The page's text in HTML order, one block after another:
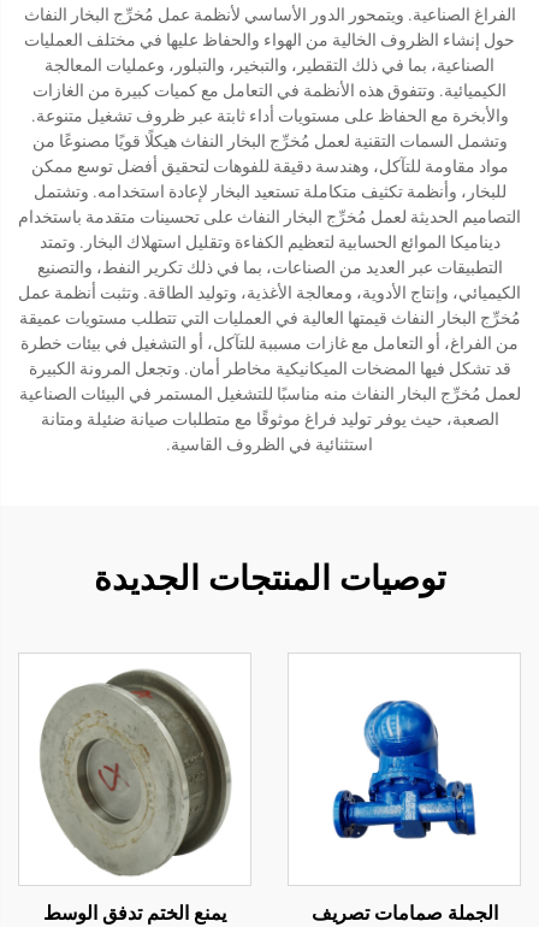
الفراغ الصناعية. ويتمحور الدور الأساسي لأنظمة عمل مُخرِّج البخار النفاث
حول إنشاء الظروف الخالية من الهواء والحفاظ عليها في مختلف العمليات
الصناعية، بما في ذلك التقطير، والتبخير، والتبلور، وعمليات المعالجة
الكيميائية. وتتفوق هذه الأنظمة في التعامل مع كميات كبيرة من الغازات
والأبخرة مع الحفاظ على مستويات أداء ثابتة عبر ظروف تشغيل متنوعة.
وتشمل السمات التقنية لعمل مُخرِّج البخار النفاث هيكلًا قويًا مصنوعًا من
مواد مقاومة للتآكل، وهندسة دقيقة للفوهات لتحقيق أفضل توسع ممكن
للبخار، وأنظمة تكثيف متكاملة تستعيد البخار لإعادة استخدامه. وتشتمل
التصاميم الحديثة لعمل مُخرِّج البخار النفاث على تحسينات متقدمة باستخدام
ديناميكا الموائع الحسابية لتعظيم الكفاءة وتقليل استهلاك البخار. وتمتد
التطبيقات عبر العديد من الصناعات، بما في ذلك تكرير النفط، والتصنيع
الكيميائي، وإنتاج الأدوية، ومعالجة الأغذية، وتوليد الطاقة. وتثبت أنظمة عمل
مُخرِّج البخار النفاث قيمتها العالية في العمليات التي تتطلب مستويات عميقة
من الفراغ، أو التعامل مع غازات مسببة للتآكل، أو التشغيل في بيئات خطرة
قد تشكل فيها المضخات الميكانيكية مخاطر أمان. وتجعل المرونة الكبيرة
لعمل مُخرِّج البخار النفاث منه مناسبًا للتشغيل المستمر في البيئات الصناعية
الصعبة، حيث يوفر توليد فراغ موثوقًا مع متطلبات صيانة ضئيلة ومتانة
استثنائية في الظروف القاسية.
توصيات المنتجات الجديدة
الجملة صمامات تصريف
يمنع الختم تدفق الوسط